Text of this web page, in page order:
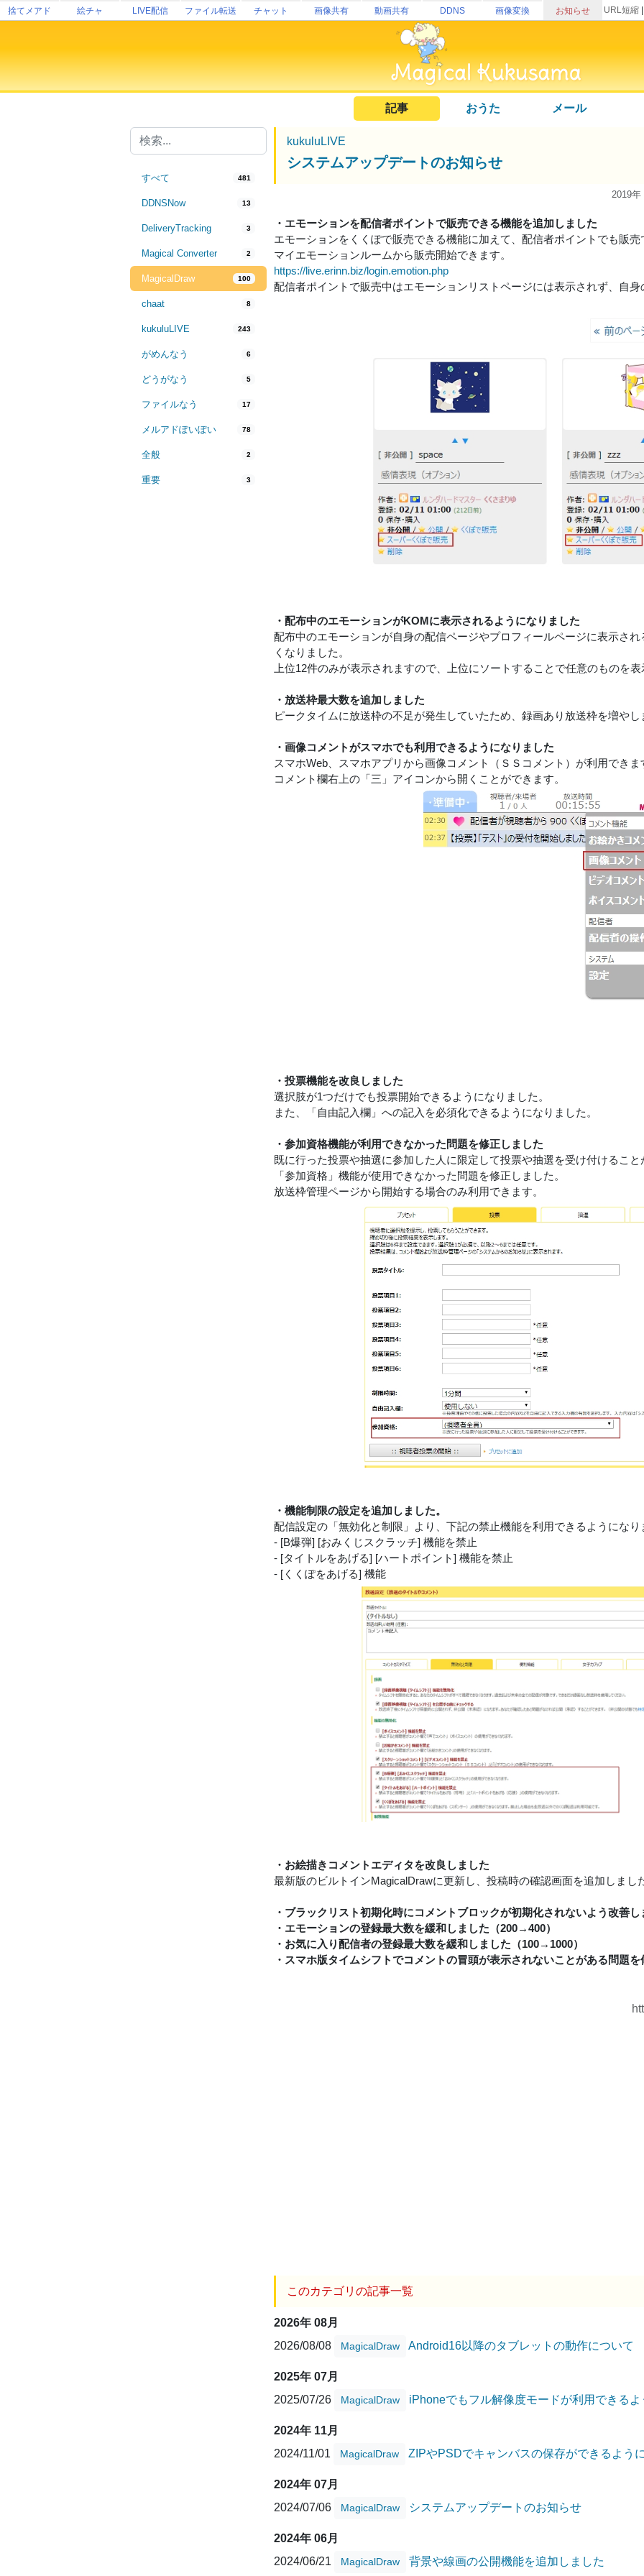
捨てメアド 絵チャ LIVE配信 ファイル転送 チャット 画像共有 動画共有 DDNS 画像変換 お知らせ URL短縮
記事 おうた メール
すべて 481
DDNSNow 13
DeliveryTracking 3
Magical Converter 2
MagicalDraw 100
chaat 8
kukuluLIVE 243
がめんなう 6
どうがなう 5
ファイルなう 17
メルアドぽいぽい 78
全般 2
重要 3
kukuluLIVE
システムアップデートのお知らせ
2019年
・エモーションを配信者ポイントで販売できる機能を追加しました
エモーションをくくぽで販売できる機能に加えて、配信者ポイントでも販
マイエモーションルームから販売開始できます。
https://live.erinn.biz/login.emotion.php
配信者ポイントで販売中はエモーションリストページには表示されず、自
・配布中のエモーションがKOMに表示されるようになりました
配布中のエモーションが自身の配信ページやプロフィールページに表示さ
くなりました。
上位12件のみが表示されますので、上位にソートすることで任意のものを
・放送枠最大数を追加しました
ピークタイムに放送枠の不足が発生していたため、録画あり放送枠を増や
・画像コメントがスマホでも利用できるようになりました
スマホWeb、スマホアプリから画像コメント（ＳＳコメント）が利用できま
コメント欄右上の「三」アイコンから開くことができます。
・投票機能を改良しました
選択肢が1つだけでも投票開始できるようになりました。
また、「自由記入欄」への記入を必須化できるようになりました。
・参加資格機能が利用できなかった問題を修正しました
既に行った投票や抽選に参加した人に限定して投票や抽選を受け付けること
「参加資格」機能が使用できなかった問題を修正しました。
放送枠管理ページから開始する場合のみ利用できます。
・機能制限の設定を追加しました。
配信設定の「無効化と制限」より、下記の禁止機能を利用できるようになり
- [B爆弾] [おみくじスクラッチ] 機能を禁止
- [タイトルをあげる] [ハートポイント] 機能を禁止
- [くくぽをあげる] 機能
・お絵描きコメントエディタを改良しました
最新版のビルトインMagicalDrawに更新し、投稿時の確認画面を追加しまし
・ブラックリスト初期化時にコメントブロックが初期化されないよう改善し
・エモーションの登録最大数を緩和しました（200→400）
・お気に入り配信者の登録最大数を緩和しました（100→1000）
・スマホ版タイムシフトでコメントの冒頭が表示されないことがある問題
このカテゴリの記事一覧
2026年 08月
2026/08/08
MagicalDraw Android16以降のタブレットの動作について
2025年 07月
2025/07/26
MagicalDraw iPhoneでもフル解像度モードが利用できる
2024年 11月
2024/11/01
MagicalDraw ZIPやPSDでキャンバスの保存ができるよう
2024年 07月
2024/07/06
MagicalDraw システムアップデートのお知らせ
2024年 06月
2024/06/21
MagicalDraw 背景や線画の公開機能を追加しました